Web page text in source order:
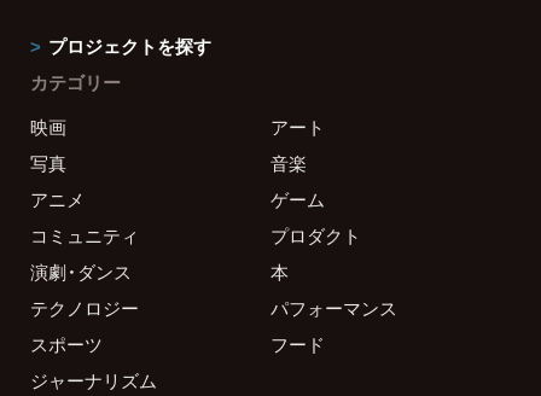
プロジェクトを探す
カテゴリー
映画
アート
写真
音楽
アニメ
ゲーム
コミュニティ
プロダクト
演劇・ダンス
本
テクノロジー
パフォーマンス
スポーツ
フード
ジャーナリズム